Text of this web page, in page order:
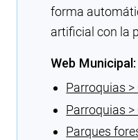
forma
artificial con la
Web Municipal:
Parroquias >
Parroquias >
Parques